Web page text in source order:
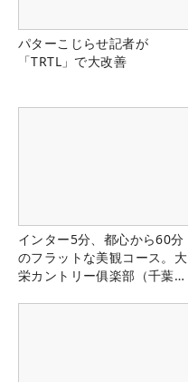
パターこじらせ記者が
「TRTL」で大改善
インター5分、都心から60分
のフラットな美観コース。大
栄カントリー俱楽部（千葉